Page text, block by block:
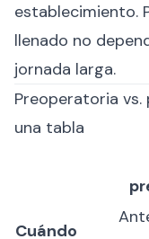
establecimiento.
llenado no
jornada larga.
Preoperatoria
una tabla
Cuándo